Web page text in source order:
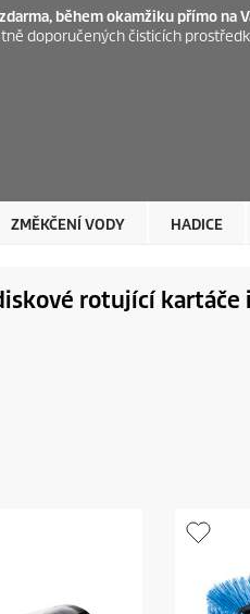
během okamžiku přímo na
doporučených čisticích
ZMĚKČENÍ VODY HADICE
rotující kartáče